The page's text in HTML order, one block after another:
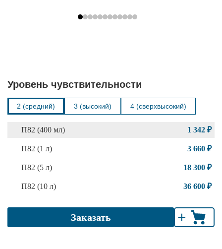
Уровень чувствительности
2 (средний) 3 (высокий) 4 (сверхвысокий)
1 342 ₽
П82 (400 мл)
3 660 ₽
П82 (1 л)
18 300 ₽
П82 (5 л)
36 600 ₽
П82 (10 л)
Заказать +